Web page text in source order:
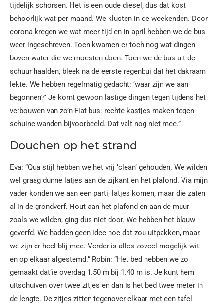
tijdelijk schorsen. Het is een oude diesel, dus dat kost
behoorlijk wat per maand. We klusten in de weekenden. Door
corona kregen we wat meer tijd en in april hebben we de bus
weer ingeschreven. Toen kwamen er toch nog wat dingen
boven water die we moesten doen. Toen we de bus uit de
schuur haalden, bleek na de eerste regenbui dat het dakraam
lekte. We hebben regelmatig gedacht: ‘waar zijn we aan
begonnen?’ Je komt gewoon lastige dingen tegen tijdens het
verbouwen van zo’n Fiat bus: rechte kastjes maken tegen
schuine wanden bijvoorbeeld. Dat valt nog niet mee.”
Douchen op het strand
Eva: “Qua stijl hebben we het vrij ‘clean’ gehouden. We wilden
wel graag dunne latjes aan de zijkant en het plafond. Via mijn
vader konden we aan een partij latjes komen, maar die zaten
al in de grondverf. Hout aan het plafond en aan de muur
zoals we wilden, ging dus niet door. We hebben het blauw
geverfd. We hadden geen idee hoe dat zou uitpakken, maar
we zijn er heel blij mee. Verder is alles zoveel mogelijk wit
en op elkaar afgestemd.” Robin: “Het bed hebben we zo
gemaakt dat’ie overdag 1.50 m bij 1.40 m is. Je kunt hem
uitschuiven over twee zitjes en dan is het bed twee meter in
de lengte. De zitjes zitten tegenover elkaar met een tafel